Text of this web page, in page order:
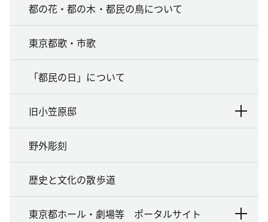
都の花・都の木・都民の鳥について
東京都歌・市歌
「都民の日」について
旧小笠原邸
野外彫刻
歴史と文化の散歩道
東京都ホール・劇場等 ポータルサイト